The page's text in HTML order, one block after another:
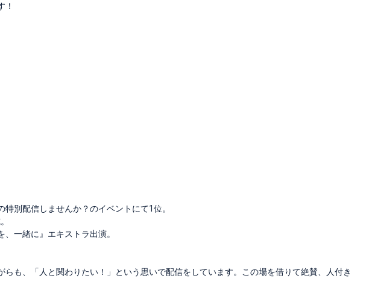
！
別配信しませんか？のイベントにて1位。
一緒に』エキストラ出演。
も、「人と関わりたい！」という思いで配信をしています。この場を借りて絶賛、人付き